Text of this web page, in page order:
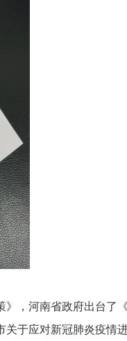
，河南省政府出台了
关于应对新冠肺炎疫情